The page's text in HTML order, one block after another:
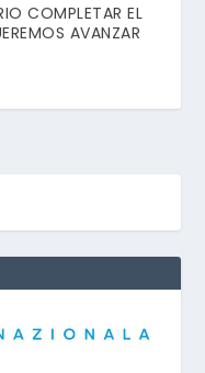
COMPLETAR EL
AVANZAR